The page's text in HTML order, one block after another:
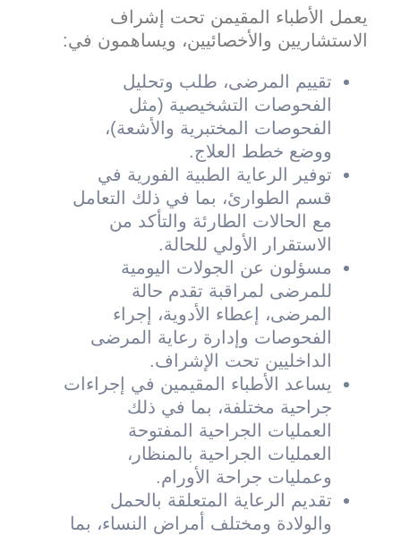
يعمل الأطباء المقيمن تحت إشراف
الاستشاريين والأخصائيين، ويساهمون في:
تقييم المرضى، طلب وتحليل
الفحوصات التشخيصية (مثل
الفحوصات المختبرية والأشعة)،
ووضع خطط العلاج.
توفير الرعاية الطبية الفورية في
قسم الطوارئ، بما في ذلك التعامل
مع الحالات الطارئة والتأكد من
الاستقرار الأولي للحالة.
مسؤلون عن الجولات اليومية
للمرضى لمراقبة تقدم حالة
المرضى، إعطاء الأدوية، إجراء
الفحوصات وإدارة رعاية المرضى
الداخليين تحت الإشراف.
يساعد الأطباء المقيمين في إجراءات
جراحية مختلفة، بما في ذلك
العمليات الجراحية المفتوحة
العمليات الجراحية بالمنظار،
وعمليات جراحة الأورام.
تقديم الرعاية المتعلقة بالحمل
والولادة ومختلف أمراض النساء، بما